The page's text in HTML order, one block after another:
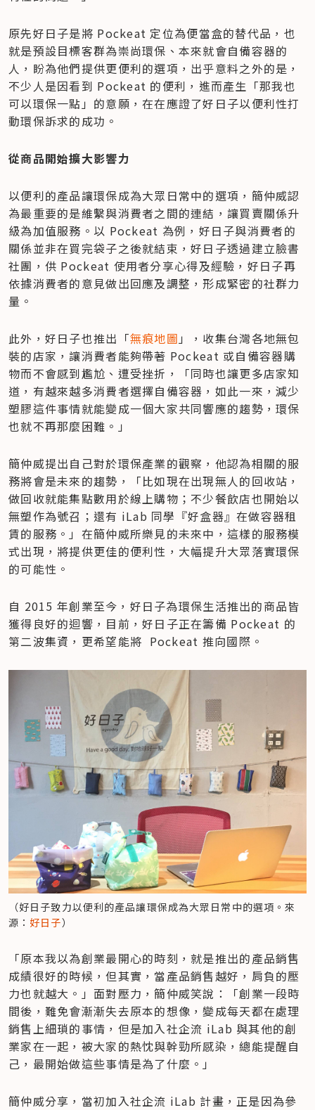
原先好日子是將 Pockeat 定位為便當盒的替代品，也
就是預設目標客群為崇尚環保、本來就會自備容器的
人，盼為他們提供更便利的選項，出乎意料之外的是，
不少人是因看到 Pockeat 的便利，進而產生「那我也
可以環保一點」的意願，在在應證了好日子以便利性打
動環保訴求的成功。
從商品開始擴大影響力
以便利的產品讓環保成為大眾日常中的選項，簡仲威認
為最重要的是維繫與消費者之間的連結，讓買賣關係升
級為加值服務。以 Pockeat 為例，好日子與消費者的
關係並非在買完袋子之後就結束，好日子透過建立臉書
社團，供 Pockeat 使用者分享心得及經驗，好日子再
依據消費者的意見做出回應及調整，形成緊密的社群力
量。
此外，好日子也推出「無痕地圖 」，收集台灣各地無包
裝的店家，讓消費者能夠帶著 Pockeat 或自備容器購
物而不會感到尷尬、遭受挫折，「同時也讓更多店家知
道，有越來越多消費者選擇自備容器，如此一來，減少
塑膠這件事情就能變成一個大家共同響應的趨勢，環保
也就不再那麼困難。」
簡仲威提出自己對於環保產業的觀察，他認為相關的服
務將會是未來的趨勢，「比如現在出現無人的回收站，
做回收就能集點數用於線上購物；不少餐飲店也開始以
無塑作為號召；還有 iLab 同學『好盒器』在做容器租
賃的服務。」在簡仲威所樂見的未來中，這樣的服務模
式出現，將提供更佳的便利性，大幅提升大眾落實環保
的可能性。
自 2015 年創業至今，好日子為環保生活推出的商品皆
獲得良好的迴響，目前，好日子正在籌備 Pockeat 的
第二波集資，更希望能將  Pockeat 推向國際。
（好日子致力以便利的產品讓環保成為大眾日常中的選項。來
源： 好日子）
「原本我以為創業最開心的時刻，就是推出的產品銷售
成績很好的時候，但其實，當產品銷售越好，肩負的壓
力也就越大。」面對壓力，簡仲威笑說：「創業一段時
間後，難免會漸漸失去原本的想像，變成每天都在處理
銷售上細瑣的事情，但是加入社企流 iLab 與其他的創
業家在一起，被大家的熱忱與幹勁所感染，總能提醒自
己，最開始做這些事情是為了什麼。」
簡仲威分享，當初加入社企流 iLab 計畫，正是因為參